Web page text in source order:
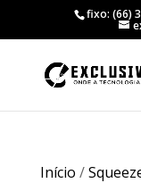
fixo: (66)
Início /